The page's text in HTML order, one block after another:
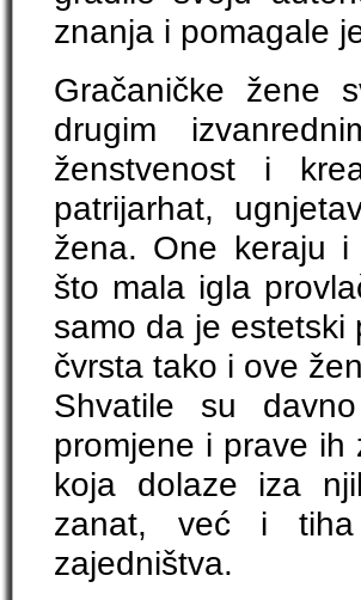
znanja i pomagale
Gračaničke žene
drugim
ženstvenost i
patrijarhat,
žena. One keraju
što mala igla
samo da je estetski
čvrsta tako i ove
Shvatile su
promjene i prave
koja dolaze iza
zanat, već i
zajedništva.